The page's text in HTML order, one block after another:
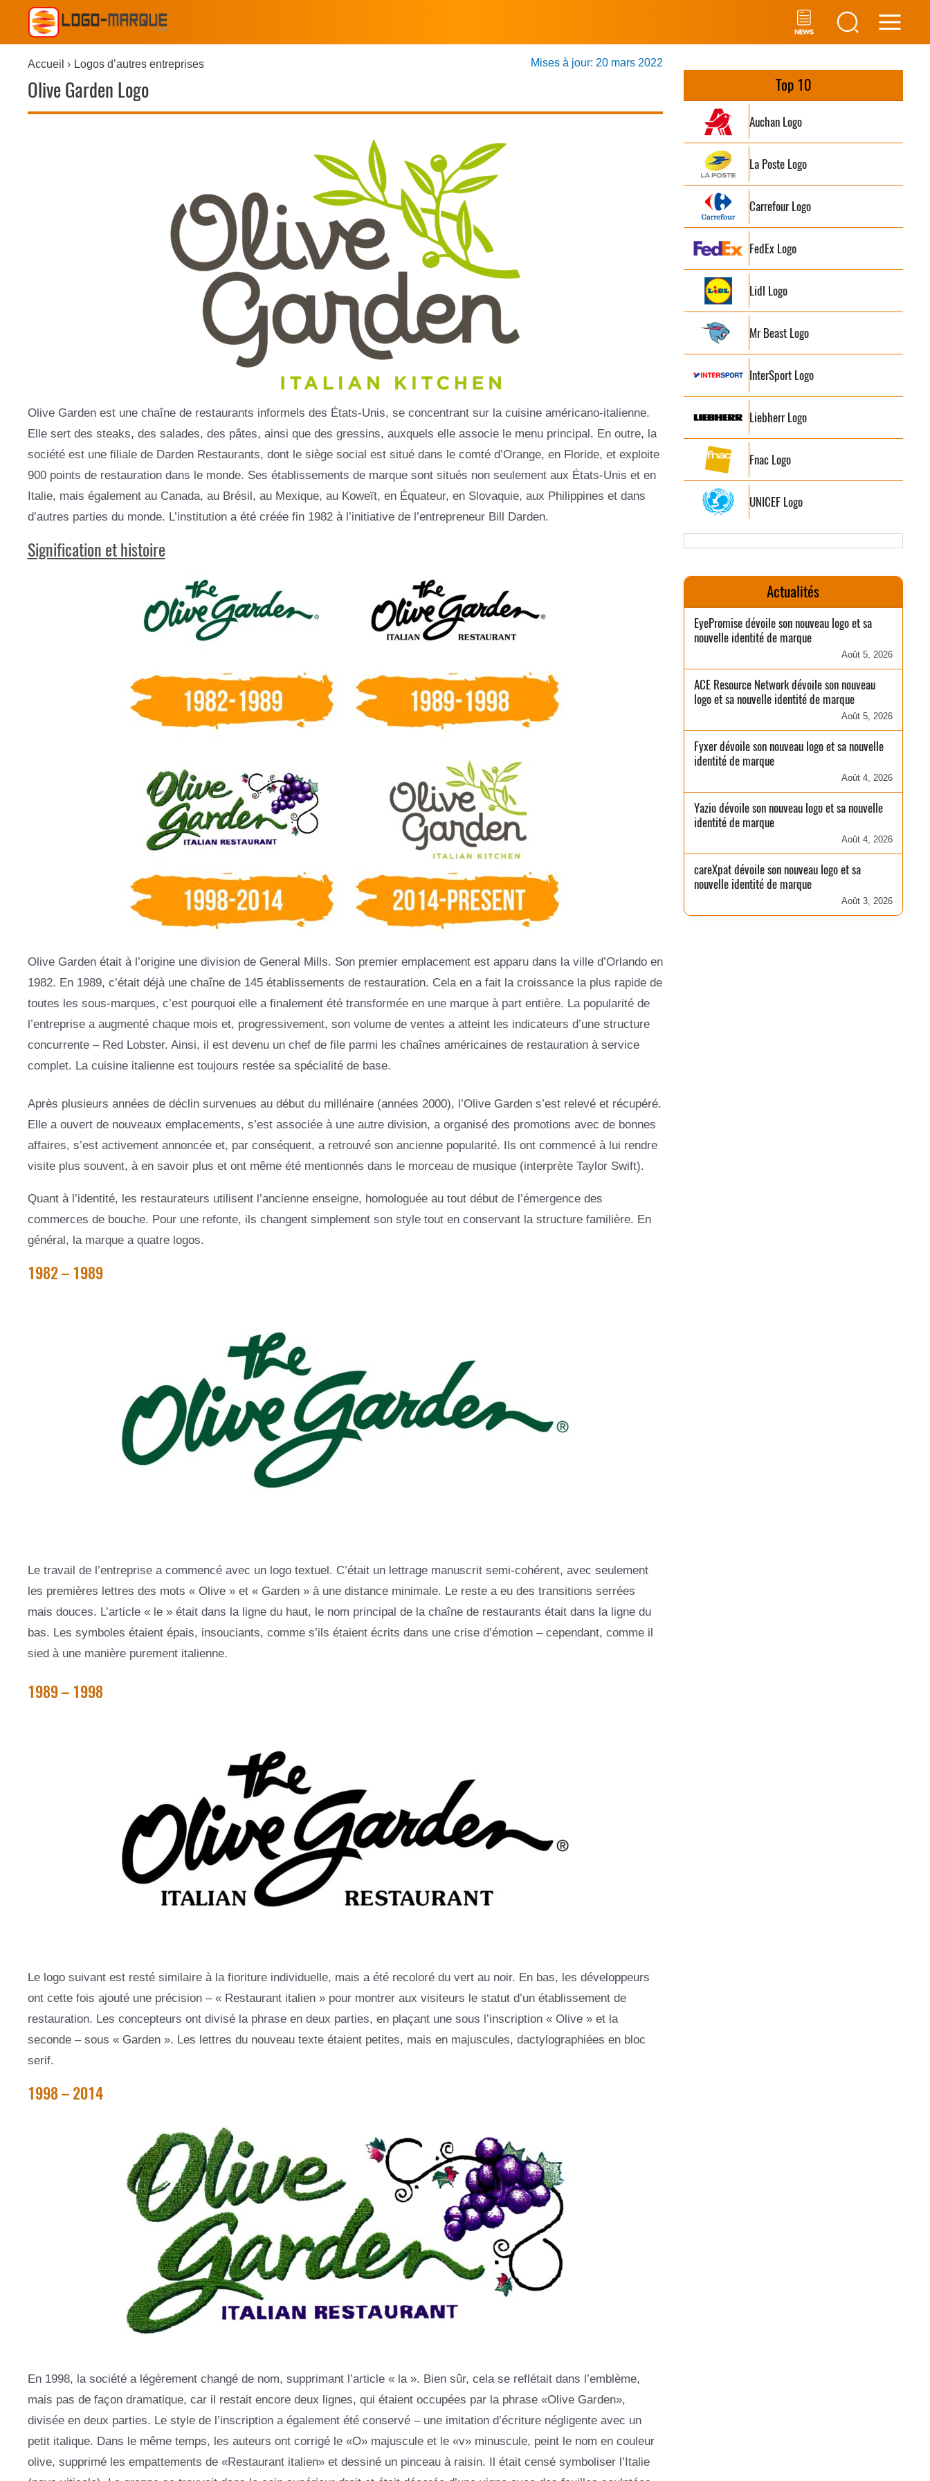
Accueil Logos d’autres entreprises
Olive Garden Logo
Mises à jour: 20 mars 2022
Olive Garden est une chaîne de restaurants informels des États-Unis, se concentrant sur la cuisine américano-italienne.
Elle sert des steaks, des salades, des pâtes, ainsi que des gressins, auxquels elle associe le menu principal. En outre, la
société est une filiale de Darden Restaurants, dont le siège social est situé dans le comté d’Orange, en Floride, et exploite
900 points de restauration dans le monde. Ses établissements de marque sont situés non seulement aux États-Unis et en
Italie, mais également au Canada, au Brésil, au Mexique, au Koweït, en Équateur, en Slovaquie, aux Philippines et dans
d’autres parties du monde. L’institution a été créée fin 1982 à l’initiative de l’entrepreneur Bill Darden.
Signification et histoire
Olive Garden était à l’origine une division de General Mills. Son premier emplacement est apparu dans la ville d’Orlando en
1982. En 1989, c’était déjà une chaîne de 145 établissements de restauration. Cela en a fait la croissance la plus rapide de
toutes les sous-marques, c’est pourquoi elle a finalement été transformée en une marque à part entière. La popularité de
l’entreprise a augmenté chaque mois et, progressivement, son volume de ventes a atteint les indicateurs d’une structure
concurrente – Red Lobster. Ainsi, il est devenu un chef de file parmi les chaînes américaines de restauration à service
complet. La cuisine italienne est toujours restée sa spécialité de base.
Après plusieurs années de déclin survenues au début du millénaire (années 2000), l’Olive Garden s’est relevé et récupéré.
Elle a ouvert de nouveaux emplacements, s’est associée à une autre division, a organisé des promotions avec de bonnes
affaires, s’est activement annoncée et, par conséquent, a retrouvé son ancienne popularité. Ils ont commencé à lui rendre
visite plus souvent, à en savoir plus et ont même été mentionnés dans le morceau de musique (interprète Taylor Swift).
Quant à l’identité, les restaurateurs utilisent l’ancienne enseigne, homologuée au tout début de l’émergence des
commerces de bouche. Pour une refonte, ils changent simplement son style tout en conservant la structure familière. En
général, la marque a quatre logos.
1982 – 1989
Le travail de l’entreprise a commencé avec un logo textuel. C’était un lettrage manuscrit semi-cohérent, avec seulement
les premières lettres des mots « Olive » et « Garden » à une distance minimale. Le reste a eu des transitions serrées
mais douces. L’article « le » était dans la ligne du haut, le nom principal de la chaîne de restaurants était dans la ligne du
bas. Les symboles étaient épais, insouciants, comme s’ils étaient écrits dans une crise d’émotion – cependant, comme il
sied à une manière purement italienne.
1989 – 1998
Le logo suivant est resté similaire à la fioriture individuelle, mais a été recoloré du vert au noir. En bas, les développeurs
ont cette fois ajouté une précision – « Restaurant italien » pour montrer aux visiteurs le statut d’un établissement de
restauration. Les concepteurs ont divisé la phrase en deux parties, en plaçant une sous l’inscription « Olive » et la
seconde – sous « Garden ». Les lettres du nouveau texte étaient petites, mais en majuscules, dactylographiées en bloc
serif.
1998 – 2014
En 1998, la société a légèrement changé de nom, supprimant l’article « la ». Bien sûr, cela se reflétait dans l’emblème,
mais pas de façon dramatique, car il restait encore deux lignes, qui étaient occupées par la phrase «Olive Garden»,
divisée en deux parties. Le style de l’inscription a également été conservé – une imitation d’écriture négligente avec un
petit italique. Dans le même temps, les auteurs ont corrigé le «O» majuscule et le «v» minuscule, peint le nom en couleur
olive, supprimé les empattements de «Restaurant italien» et dessiné un pinceau à raisin. Il était censé symboliser l’Italie
Top 10
Auchan Logo
La Poste Logo
Carrefour Logo
FedEx Logo
Lidl Logo
Mr Beast Logo
InterSport Logo
Liebherr Logo
Fnac Logo
UNICEF Logo
Actualités
EyePromise dévoile son nouveau logo et sa
nouvelle identité de marque
Août 5, 2026
ACE Resource Network dévoile son nouveau
logo et sa nouvelle identité de marque
Août 5, 2026
Fyxer dévoile son nouveau logo et sa nouvelle
identité de marque
Août 4, 2026
Yazio dévoile son nouveau logo et sa nouvelle
identité de marque
Août 4, 2026
careXpat dévoile son nouveau logo et sa
nouvelle identité de marque
Août 3, 2026